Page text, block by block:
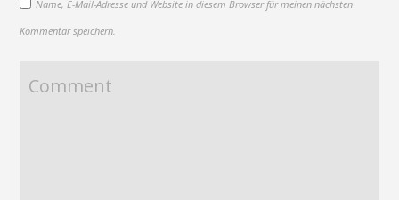
Name, E-Mail-Adresse und Website in diesem Browser für meinen nächsten
Kommentar speichern.